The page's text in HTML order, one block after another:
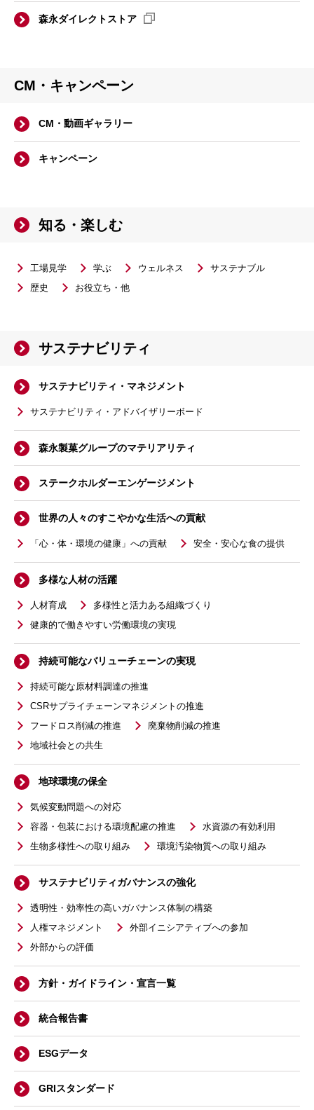
森永ダイレクトストア
CM・キャンペーン
CM・動画ギャラリー
キャンペーン
知る・楽しむ
工場見学 学ぶ ウェルネス
サステナブル
歴史
お役立ち・他
サステナビリティ
サステナビリティ・マネジメント
サステナビリティ・アドバイザリーボード
森永製菓グループのマテリアリティ
ステークホルダーエンゲージメント
世界の人々のすこやかな生活への貢献
「心・体・環境の健康」への貢献 安全・安心な食の提供
多様な人材の活躍
人材育成
多様性と活力ある組織づくり
健康的で働きやすい労働環境の実現
持続可能なバリューチェーンの実現
持続可能な原材料調達の推進
CSRサプライチェーンマネジメントの推進
フードロス削減の推進
廃棄物削減の推進
地域社会との共生
地球環境の保全
気候変動問題への対応
容器・包装における環境配慮の推進
水資源の有効利用
生物多様性への取り組み
環境汚染物質への取り組み
サステナビリティガバナンスの強化
透明性・効率性の高いガバナンス体制の構築
人権マネジメント
外部イニシアティブへの参加
外部からの評価
方針・ガイドライン・宣言一覧
統合報告書
ESGデータ
GRIスタンダード